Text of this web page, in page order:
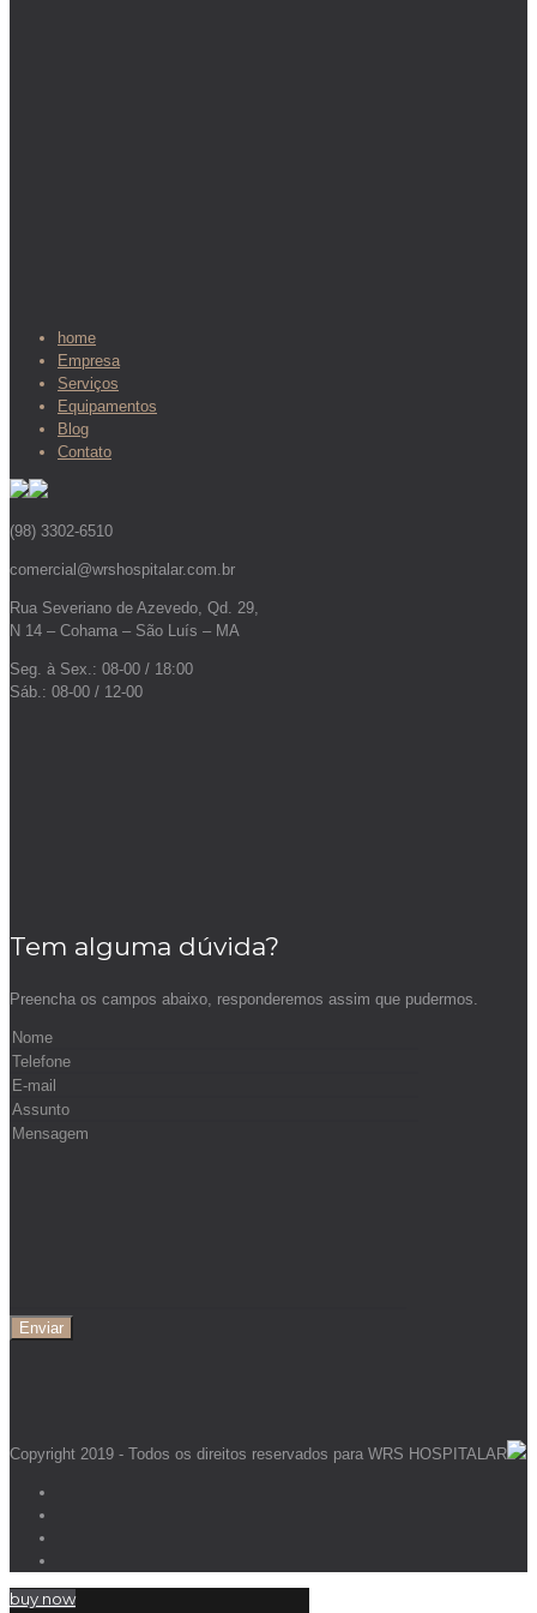
home
Empresa
Serviços
Equipamentos
Blog
Contato
(98) 3302-6510
comercial@wrshospitalar.com.br
Rua Severiano de Azevedo, Qd. 29,
N 14 – Cohama – São Luís – MA
Seg. à Sex.: 08-00 / 18:00
Sáb.: 08-00 / 12-00
Tem alguma dúvida?
Preencha os campos abaixo, responderemos assim que pudermos.
Copyright 2019 - Todos os direitos reservados para WRS HOSPITALAR
buy now